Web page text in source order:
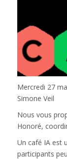
Mercredi 27
Simone Veil
Nous vous
Honoré,
Un café IA est
participants